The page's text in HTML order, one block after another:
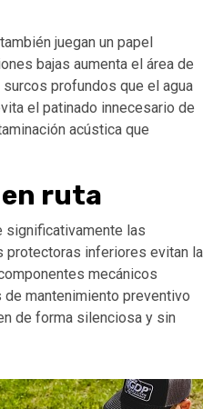
juegan un papel
bajas aumenta el área de
profundos que el agua
el patinado innecesario de
acústica que
ruta
significativamente las
protectoras inferiores evitan la
mecánicos
mantenimiento preventivo
de forma silenciosa y sin